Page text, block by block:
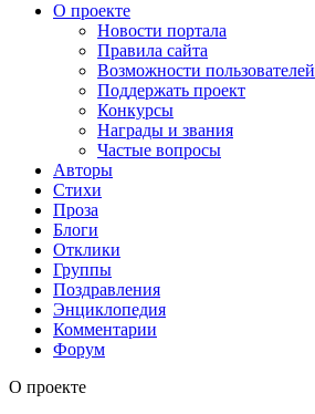
О проекте
Новости портала
Правила сайта
Возможности пользователей
Поддержать проект
Конкурсы
Награды и звания
Частые вопросы
Авторы
Стихи
Проза
Блоги
Отклики
Группы
Поздравления
Энциклопедия
Комментарии
Форум
О проекте